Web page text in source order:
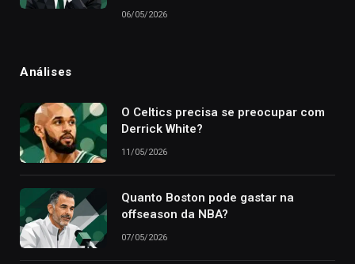
06/05/2026
Análises
O Celtics precisa se preocupar com
Derrick White?
11/05/2026
Quanto Boston pode gastar na
offseason da NBA?
07/05/2026